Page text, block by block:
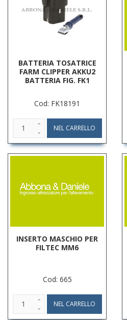
BATTERIA TOSATRICE
FARM CLIPPER AKKU2
BATTERIA FIG. FK1
Cod: FK18191
INSERTO MASCHIO PER
FILTEC MM6
Cod: 665